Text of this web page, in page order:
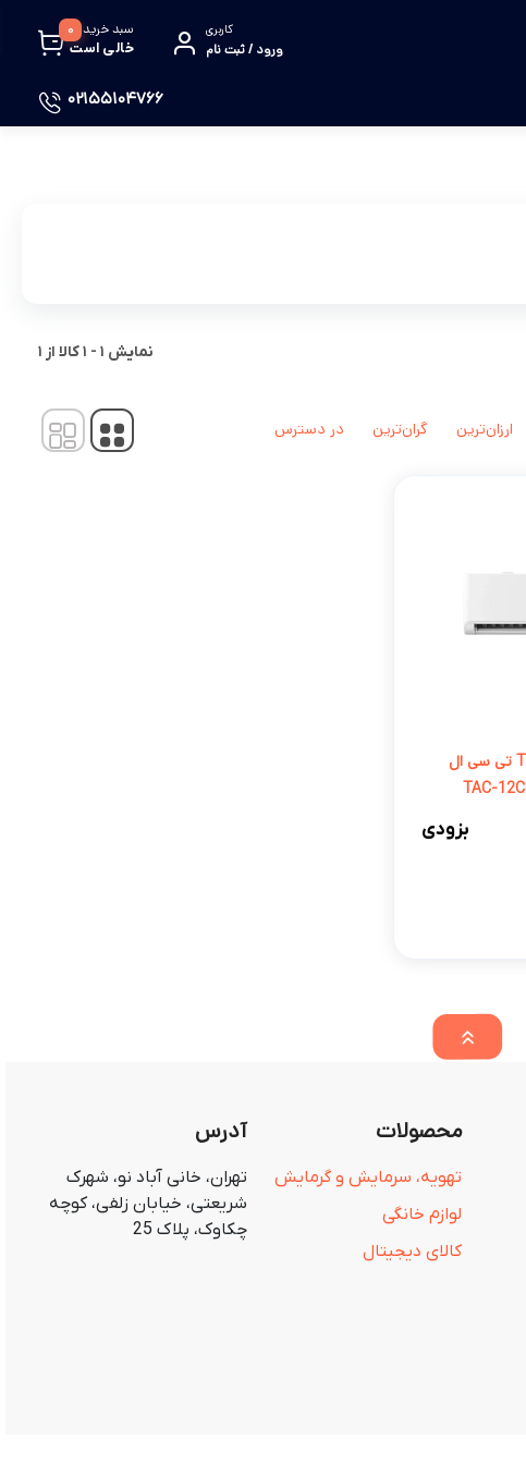
کاربری
ورود / ثبت نام
سبد خرید
خالی است
0
02155104766
نمایش 1
-
1کالا از 1
ارزان‌ترین گران‌ترین در دسترس
کولرگازی 12000 روتاری-T3 تی سی ال
بزودی
محصولات
تهویه، سرمایش و گرمایش
لوازم خانگی
کالای دیجیتال
آدرس
تهران، خانی آباد نو، شهرک
شریعتی، خیابان زلفی، کوچه
چکاوک، پلاک 25